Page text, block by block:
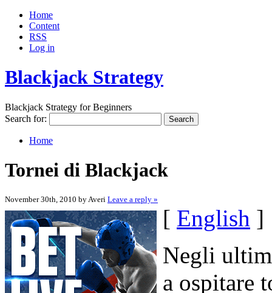
Home
Content
RSS
Log in
Blackjack Strategy
Blackjack Strategy for Beginners
Search for:
Home
Tornei di Blackjack
November 30th, 2010 by Averi Leave a reply »
[ English ]
Negli
a ospitare